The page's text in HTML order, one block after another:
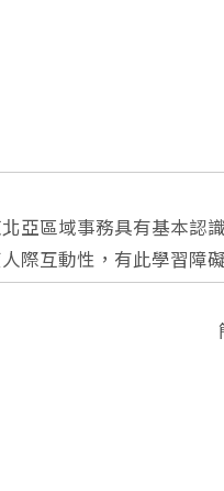
亞區域事務具有基本認
際互動性，有此學習障